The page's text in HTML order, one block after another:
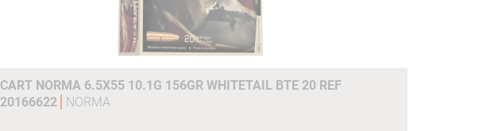
CART NORMA 6.5X55 10.1G 156GR WHITETAIL BTE 20 REF
20166622
NORMA